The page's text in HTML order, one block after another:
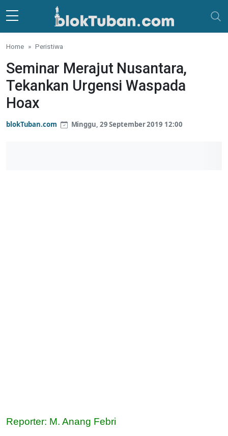
Skip to main content
Home Peristiwa
Seminar Merajut Nusantara,
Tekankan Urgensi Waspada
Hoax
blokTuban.com Minggu, 29 September 2019 12:00
Reporter: M. Anang Febri